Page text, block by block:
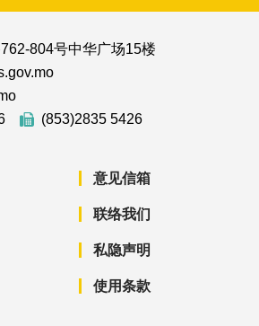
804号中华广场15楼
(853)2835 5426
意见信箱
联络我们
私隐声明
使用条款